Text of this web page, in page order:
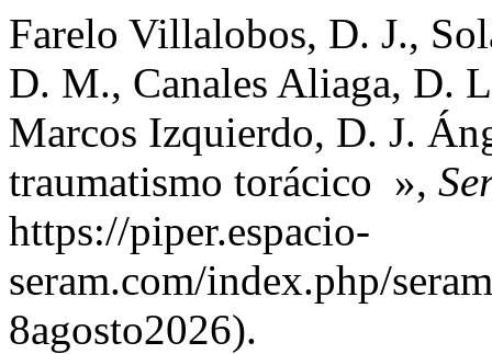
Farelo Villalobos, D. J.,
D. M., Canales Aliaga, D.
Marcos Izquierdo, D. J.
traumatismo torácico »,
https://piper.espacio-
seram.com/index.php/
8agosto2026).